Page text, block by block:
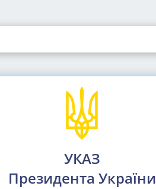
УКАЗ
Президента України